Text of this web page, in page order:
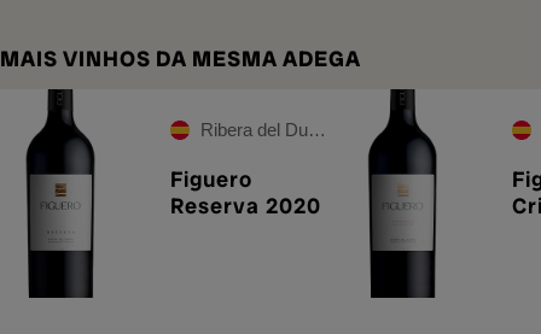
MAIS VINHOS DA MESMA ADEGA
Ribera del Duero
Figuero
Reserva 2020